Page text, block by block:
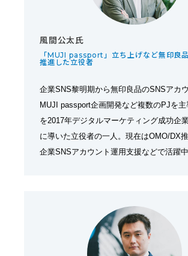
風間公太氏
「MUJI passport」立ち上げなど無印良
推進した立役者
企業SNS黎明期から無印良品のSNSアカウ
MUJI passport企画開発など複数のPJを主
を2017年デジタルマーケティング成功企
に導いた立役者の一人。現在はOMO/DX推
企業SNSアカウント運用支援などで活躍中